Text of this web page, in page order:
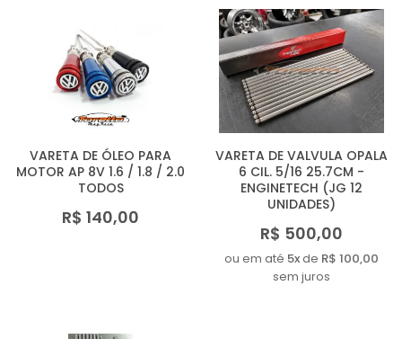
VARETA DE ÓLEO PARA
MOTOR AP 8V 1.6 / 1.8 / 2.0
TODOS
R$ 140,00
VARETA DE VALVULA OPALA
6 CIL. 5/16 25.7CM -
ENGINETECH (JG 12
UNIDADES)
R$ 500,00
ou em até 5xde R$ 100,00
sem juros